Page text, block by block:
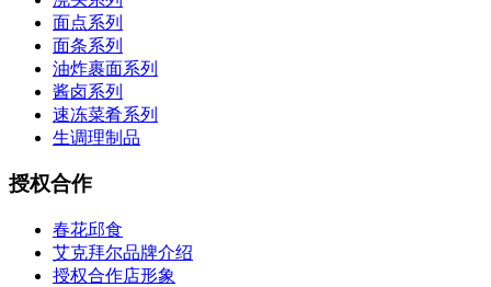
面点系列
面条系列
油炸裹面系列
酱卤系列
速冻菜肴系列
生调理制品
授权合作
春花邱食
艾克拜尔品牌介绍
授权合作店形象